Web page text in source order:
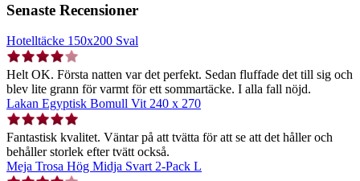
Senaste Recensioner
Hotelltäcke 150x200 Sval
Helt OK. Första natten var det perfekt. Sedan fluffade det till sig och
blev lite grann för varmt för ett sommartäcke. I alla fall nöjd.
Lakan Egyptisk Bomull Vit 240 x 270
Fantastisk kvalitet. Väntar på att tvätta för att se att det håller och
behåller storlek efter tvätt också.
Meja Trosa Hög Midja Svart 2-Pack L